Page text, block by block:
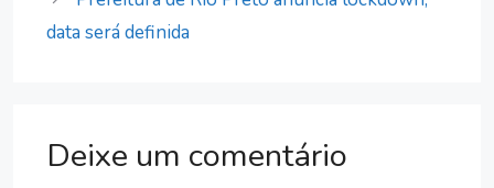
data será definida
Deixe um comentário